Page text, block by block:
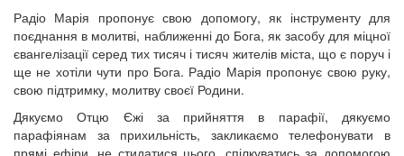
Радіо Марія пропонує свою допомогу, як інструменту для
поєднання в молитві, наближенні до Бога, як засобу для міцної
євангелізації серед тих тисяч і тисяч жителів міста, що є поруч і
ще не хотіли чути про Бога. Радіо Марія пропонує свою руку,
свою підтримку, молитву своєї Родини.
Дякуємо Отцю Єжі за прийняття в парафії, дякуємо
парафіянам за прихильність, закликаємо телефонувати в
прямі ефіри, не стидатися цього, спілкуватись за допомогою